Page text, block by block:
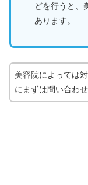
どを行うと、
あります。
美容院によっては
にまずは問い合わ